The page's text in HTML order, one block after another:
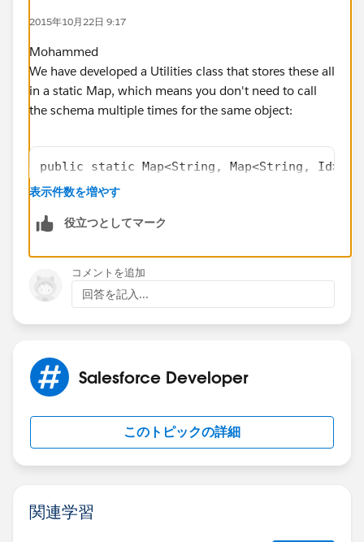
2015年10月22日 9:17
Mohammed
We have developed a Utilities class that stores these all
in a static Map, which means you don't need to call
the schema multiple times for the same object:
public static Map<String, Map<String, Id>>
public static Id getRecordTypeId(String
Map<String, Id> valuesToPut =
for(String recordTypeInfoName :
            }
recordTypeIdCache.put(objName,
return
    }
表示件数を増やす
役立つとしてマーク
コメントを追加
回答を記入...
Salesforce Developer
このトピックの詳細
関連学習